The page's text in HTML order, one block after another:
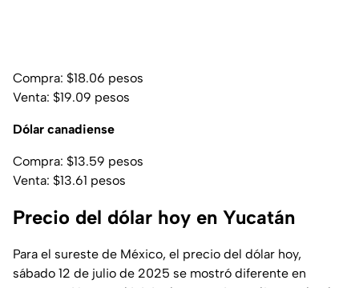
Compra: $18.06 pesos
Venta: $19.09 pesos
Dólar canadiense
Compra: $13.59 pesos
Venta: $13.61 pesos
Precio del dólar hoy en Yucatán
Para el sureste de México, el precio del dólar hoy,
sábado 12 de julio de 2025 se mostró diferente en